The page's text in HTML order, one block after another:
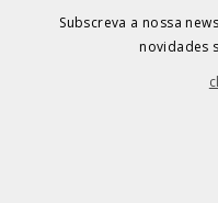
Subscreva a nossa
novidades